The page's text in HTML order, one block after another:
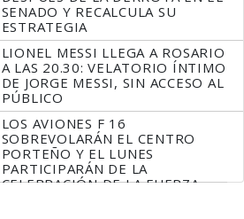
SENADO Y RECALCULA SU
ESTRATEGIA
LIONEL MESSI LLEGA A ROSARIO
A LAS 20.30: VELATORIO ÍNTIMO
DE JORGE MESSI, SIN ACCESO AL
PÚBLICO
LOS AVIONES F 16
SOBREVOLARÁN EL CENTRO
PORTEÑO Y EL LUNES
PARTICIPARÁN DE LA
CELEBRACIÓN DE LA FUERZA